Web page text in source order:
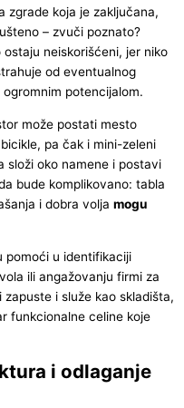
zgrade koja je zaključana,
– zvuči poznato?
neiskorišćeni, jer niko
od eventualnog
ogromnim potencijalom.
može postati mesto
pa čak i mini-zeleni
složi oko namene i postavi
bude komplikovano: tabla
i dobra volja mogu
pomoći u identifikaciji
ili angažovanju firmi za
i služe kao skladišta,
funkcionalne celine koje
i odlaganje